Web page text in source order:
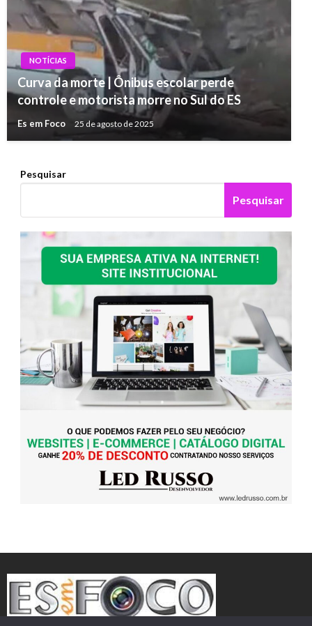
NOTÍCIAS
Curva da morte | Ônibus escolar perde
controle e motorista morre no Sul do ES
Es em Foco 25 de agosto de 2025
Pesquisar
Pesquisar